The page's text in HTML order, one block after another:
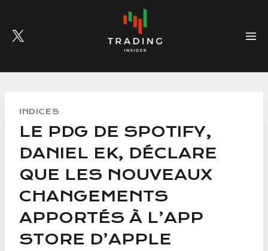
content
INDICES
LE PDG DE SPOTIFY,
DANIEL EK, DÉCLARE
QUE LES NOUVEAUX
CHANGEMENTS
APPORTÉS À L’APP
STORE D’APPLE